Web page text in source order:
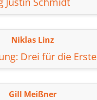
Niklas Linz
Drei für die Erste
Gill Meißner